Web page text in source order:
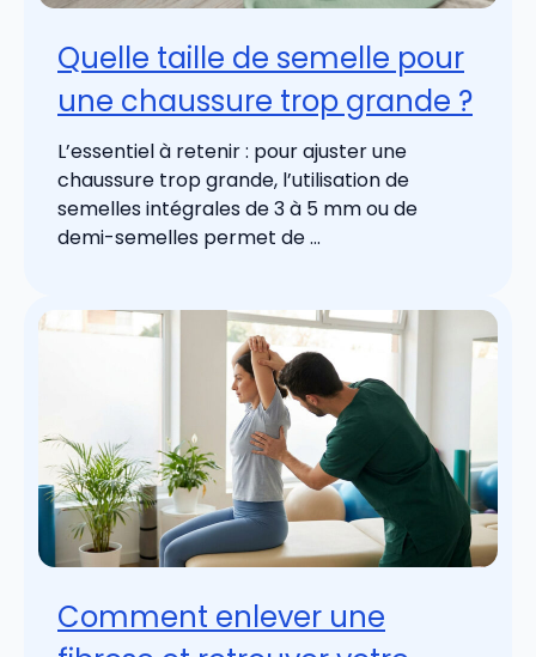
Quelle taille de semelle pour
une chaussure trop grande ?
L’essentiel à retenir : pour ajuster une
chaussure trop grande, l’utilisation de
semelles intégrales de 3 à 5 mm ou de
demi-semelles permet de ...
Comment enlever une